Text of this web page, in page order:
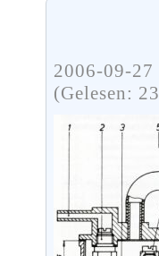
2006-09-
(Gelesen: